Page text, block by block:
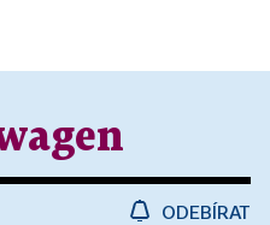
ODEBÍRAT